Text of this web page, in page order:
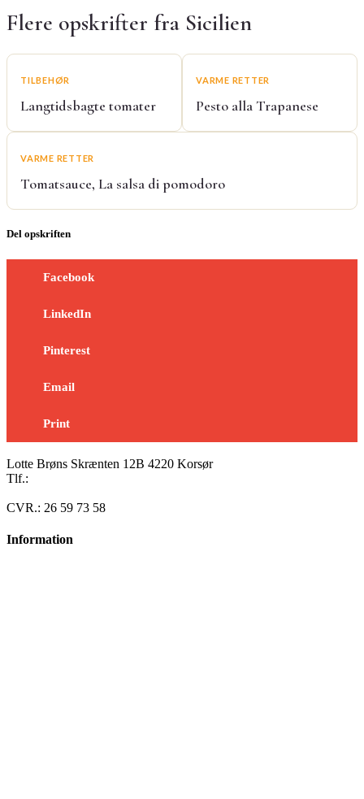
Flere opskrifter fra Sicilien
TILBEHØR
Langtidsbagte tomater
VARME RETTER
Pesto alla Trapanese
VARME RETTER
Tomatsauce, La salsa di pomodoro
Del opskriften
Facebook
LinkedIn
Pinterest
Email
Print
Lotte Brøns Skrænten 12B 4220 Korsør
Tlf.:
CVR.: 26 59 73 58
Information